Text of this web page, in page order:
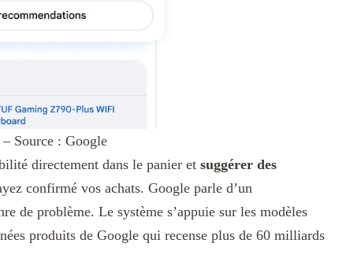
Source : Google
directement dans le panier et suggérer des
confirmé vos achats. Google parle d’un
de problème. Le système s’appuie sur les modèles
produits de Google qui recense plus de 60 milliards